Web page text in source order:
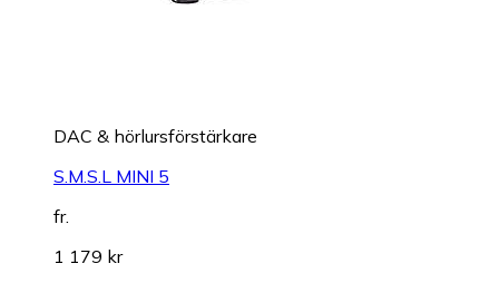
DAC & hörlursförstärkare
S.M.S.L MINI 5
fr.
1 179 kr